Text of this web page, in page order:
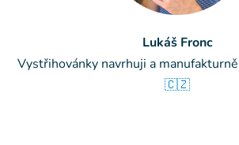
Lukáš Fronc
Vystřihovánky navrhuji a
🇨🇿